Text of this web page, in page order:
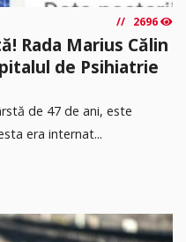
2696
Rada Marius Călin
de Psihiatrie
de 47 de ani, este
era internat...